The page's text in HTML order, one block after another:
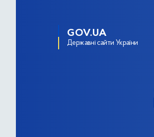
GOV.UA
Державні сайти України